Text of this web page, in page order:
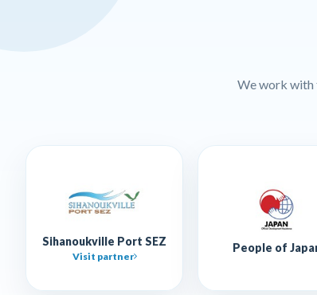
We work with
Sihanoukville Port SEZ
Visit partner
People of